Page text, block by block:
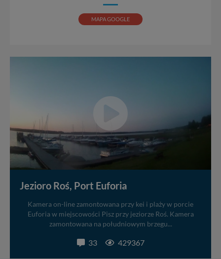
MAPA GOOGLE
Jezioro Roś, Port Euforia
Kamera on-line zamontowana przy kei i plaży w porcie
Euforia w miejscowości Pisz przy jeziorze Roś. Kamera
zamontowana na południowym brzegu...
33 429367